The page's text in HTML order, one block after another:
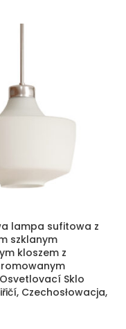
lampa sufitowa z
szklanym
kloszem z
Sklo
Czechosłowacja,